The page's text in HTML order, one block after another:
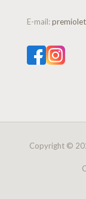
E-mail:
Copyright ©